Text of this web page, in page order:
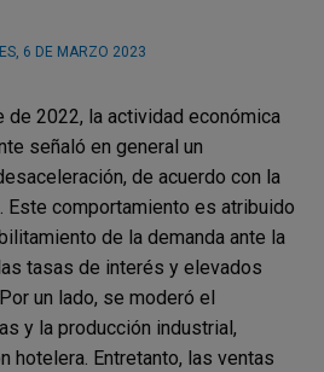
6 DE MARZO 2023
de 2022, la actividad económica
señaló en general un
de acuerdo con la
Este comportamiento es atribuido
de la demanda ante la
tasas de interés y elevados
un lado, se moderó el
y la producción industrial,
hotelera. Entretanto, las ventas